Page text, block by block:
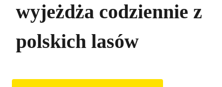
wyjeżdża codziennie z
polskich lasów